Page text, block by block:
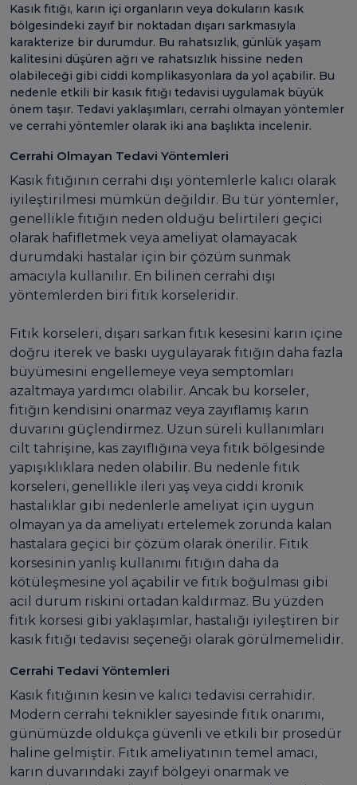
Kasık fıtığı, karın içi organların veya dokuların kasık
bölgesindeki zayıf bir noktadan dışarı sarkmasıyla
karakterize bir durumdur. Bu rahatsızlık, günlük yaşam
kalitesini düşüren ağrı ve rahatsızlık hissine neden
olabileceği gibi ciddi komplikasyonlara da yol açabilir. Bu
nedenle etkili bir kasık fıtığı tedavisi uygulamak büyük
önem taşır. Tedavi yaklaşımları, cerrahi olmayan yöntemler
ve cerrahi yöntemler olarak iki ana başlıkta incelenir.
Cerrahi Olmayan Tedavi Yöntemleri
Kasık fıtığının cerrahi dışı yöntemlerle kalıcı olarak
iyileştirilmesi mümkün değildir. Bu tür yöntemler,
genellikle fıtığın neden olduğu belirtileri geçici
olarak hafifletmek veya ameliyat olamayacak
durumdaki hastalar için bir çözüm sunmak
amacıyla kullanılır. En bilinen cerrahi dışı
yöntemlerden biri fıtık korseleridir.
Fıtık korseleri, dışarı sarkan fıtık kesesini karın içine
doğru iterek ve baskı uygulayarak fıtığın daha fazla
büyümesini engellemeye veya semptomları
azaltmaya yardımcı olabilir. Ancak bu korseler,
fıtığın kendisini onarmaz veya zayıflamış karın
duvarını güçlendirmez. Uzun süreli kullanımları
cilt tahrişine, kas zayıflığına veya fıtık bölgesinde
yapışıklıklara neden olabilir. Bu nedenle fıtık
korseleri, genellikle ileri yaş veya ciddi kronik
hastalıklar gibi nedenlerle ameliyat için uygun
olmayan ya da ameliyatı ertelemek zorunda kalan
hastalara geçici bir çözüm olarak önerilir. Fıtık
korsesinin yanlış kullanımı fıtığın daha da
kötüleşmesine yol açabilir ve fıtık boğulması gibi
acil durum riskini ortadan kaldırmaz. Bu yüzden
fıtık korsesi gibi yaklaşımlar, hastalığı iyileştiren bir
kasık fıtığı tedavisi seçeneği olarak görülmemelidir.
Cerrahi Tedavi Yöntemleri
Kasık fıtığının kesin ve kalıcı tedavisi cerrahidir.
Modern cerrahi teknikler sayesinde fıtık onarımı,
günümüzde oldukça güvenli ve etkili bir prosedür
haline gelmiştir. Fıtık ameliyatının temel amacı,
karın duvarındaki zayıf bölgeyi onarmak ve